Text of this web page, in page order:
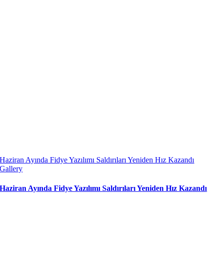
Haziran Ayında Fidye Yazılımı Saldırıları Yeniden Hız Kazandı
Gallery
Haziran Ayında Fidye Yazılımı Saldırıları Yeniden Hız Kazandı